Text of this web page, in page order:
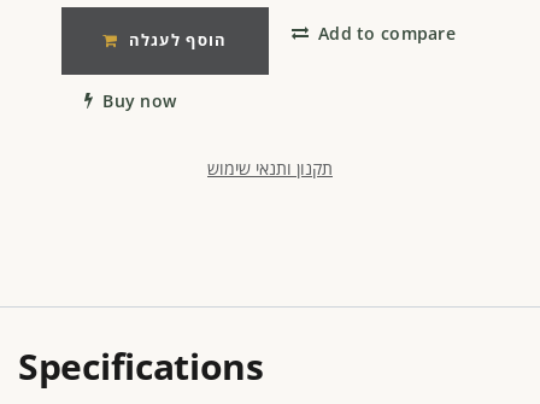
הוסף לעגלה
Buy now
Add to compare
תקנון ותנאי שימוש
Specifications